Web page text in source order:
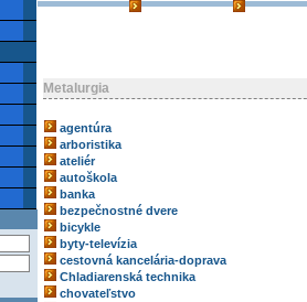
Metalurgia
agentúra
arboristika
ateliér
autoškola
banka
bezpečnostné dvere
bicykle
byty-televízia
cestovná kancelária-doprava
Chladiarenská technika
chovateľstvo